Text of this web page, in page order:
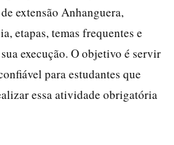
extensão Anhanguera,
etapas, temas frequentes e
execução. O objetivo é servir
para estudantes que
essa atividade obrigatória